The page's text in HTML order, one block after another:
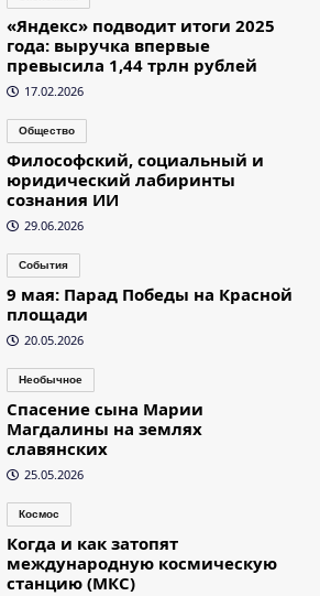
«Яндекс» подводит итоги 2025
года: выручка впервые
превысила 1,44 трлн рублей
17.02.2026
Общество
Философский, социальный и
юридический лабиринты
сознания ИИ
29.06.2026
События
9 мая: Парад Победы на Красной
площади
20.05.2026
Необычное
Спасение сына Марии
Магдалины на землях
славянских
25.05.2026
Космос
Когда и как затопят
международную космическую
станцию (МКС)